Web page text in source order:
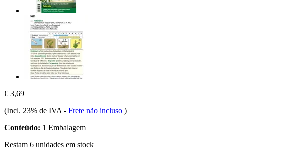
€ 3,69
(Incl. 23% de IVA - Frete não incluso )
Conteúdo: 1 Embalagem
Restam 6 unidades em stock